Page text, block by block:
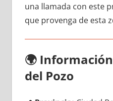
una llamada сοn еstе
quе provenga dе esta
🌍
del Pozo